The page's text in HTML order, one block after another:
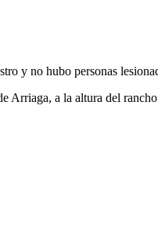
y no hubo personas
Arriaga, a la altura del